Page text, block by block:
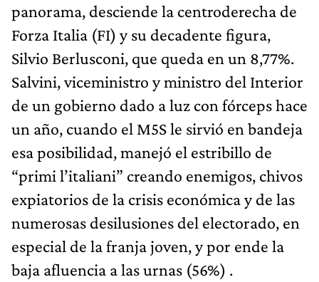
panorama, desciende la centroderecha de
Forza Italia (FI) y su decadente figura,
Silvio Berlusconi, que queda en un 8,77%.
Salvini, viceministro y ministro del Interior
de un gobierno dado a luz con fórceps hace
un año, cuando el M5S le sirvió en bandeja
esa posibilidad, manejó el estribillo de
“primi l’italiani” creando enemigos, chivos
expiatorios de la crisis económica y de las
numerosas desilusiones del electorado, en
especial de la franja joven, y por ende la
baja afluencia a las urnas (56%) .